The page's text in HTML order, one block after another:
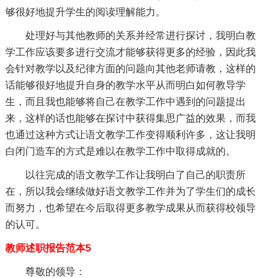
够很好地提升学生的阅读理解能力。
处理好与其他教师的关系并经常进行探讨，我明白教
学工作应该要多进行交流才能够获得更多的经验，因此我
会针对教学以及纪律方面的问题向其他老师请教，这样的
话能够很好地提升自身的教学水平从而明白如何教导学
生，而且我也能够将自己在教学工作中遇到的问题提出
来，这样的话也能够在探讨中获得集思广益的效果，而我
也通过这种方式让语文教学工作变得顺利许多，这让我明
白闭门造车的方式是难以在教学工作中取得成就的。
以往完成的语文教学工作让我明白了自己的职责所
在，所以我会继续做好语文教学工作并为了学生们的成长
而努力，也希望在今后取得更多教学成果从而获得校领导
的认可。
教师述职报告范本5
尊敬的领导：